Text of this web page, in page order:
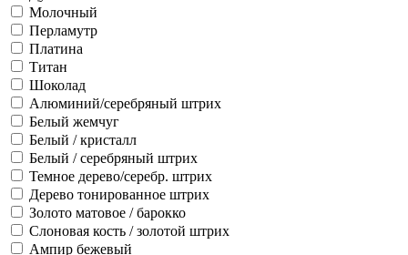
Молочный
Перламутр
Платина
Титан
Шоколад
Алюминий/серебряный штрих
Белый жемчуг
Белый / кристалл
Белый / серебряный штрих
Темное дерево/серебр. штрих
Дерево тонированное штрих
Золото матовое / барокко
Слоновая кость / золотой штрих
Ампир бежевый